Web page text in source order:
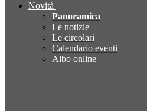
Novità
Panoramica
Le notizie
Le circolari
Calendario eventi
Albo online